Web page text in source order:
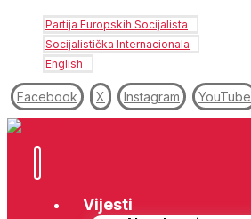
Partija Europskih Socijalista
Socijalistička Internacionala
English
Facebook X Instagram YouTube
Vijesti